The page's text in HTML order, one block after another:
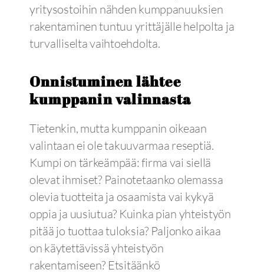
yritysostoihin nähden kumppanuuksien
rakentaminen tuntuu yrittäjälle helpolta ja
turvalliselta vaihtoehdolta.
Onnistuminen lähtee
kumppanin valinnasta
Tietenkin, mutta kumppanin oikeaan
valintaan ei ole takuuvarmaa reseptiä.
Kumpi on tärkeämpää: firma vai siellä
olevat ihmiset? Painotetaanko olemassa
olevia tuotteita ja osaamista vai kykyä
oppia ja uusiutua? Kuinka pian yhteistyön
pitää jo tuottaa tuloksia? Paljonko aikaa
on käytettävissä yhteistyön
rakentamiseen? Etsitäänkö